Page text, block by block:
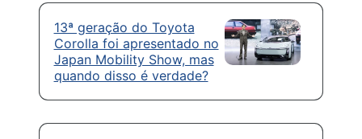
13ª geração do Toyota
Corolla foi apresentado no
Japan Mobility Show, mas
quando disso é verdade?